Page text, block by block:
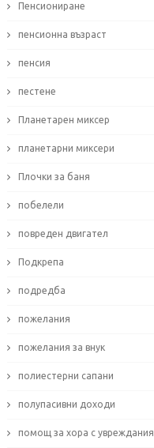
Пенсиониране
пенсионна възраст
пенсия
пестене
Планетарен миксер
планетарни миксери
Плочки за баня
побелели
повреден двигател
Подкрепа
подредба
пожелания
пожелания за внук
полиестерни сапани
полупасивни доходи
помощ за хора с увреждания